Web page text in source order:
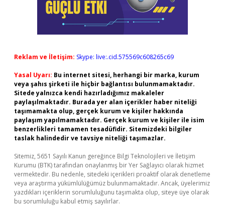
Reklam ve İletişim: Skype: live:.cid.575569c608265c69
Yasal Uyarı: Bu internet sitesi, herhangi bir marka, kurum
veya şahıs şirketi ile hiçbir bağlantısı bulunmamaktadır.
Sitede yalnızca kendi hazırladığımız makaleler
paylaşılmaktadır. Burada yer alan içerikler haber niteliği
taşımamakta olup, gerçek kurum ve kişiler hakkında
paylaşım yapılmamaktadır. Gerçek kurum ve kişiler ile isim
benzerlikleri tamamen tesadüfidir. Sitemizdeki bilgiler
taslak halindedir ve tavsiye niteliği taşımazlar.
Sitemiz, 5651 Sayılı Kanun gereğince Bilgi Teknolojileri ve İletişim
Kurumu (BTK) tarafından onaylanmış bir Yer Sağlayıcı olarak hizmet
vermektedir. Bu nedenle, sitedeki içerikleri proaktif olarak denetleme
veya araştırma yükümlülüğümüz bulunmamaktadır. Ancak, üyelerimiz
yazdıkları içeriklerin sorumluluğunu taşımakta olup, siteye üye olarak
bu sorumluluğu kabul etmiş sayılırlar.